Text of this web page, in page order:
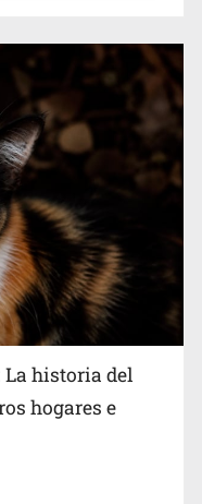
historia del
hogares e